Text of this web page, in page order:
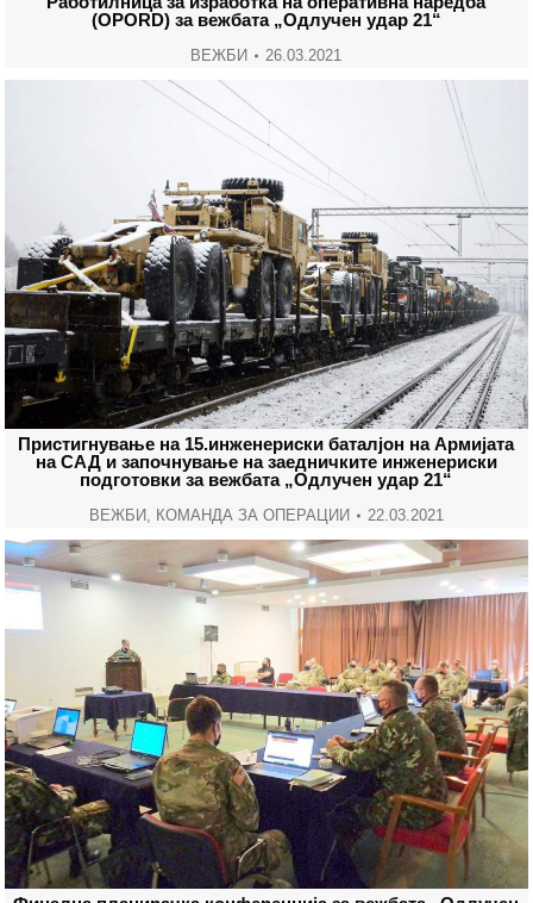
(OPORD) за вежбата „Одлучен удар 21“
ВЕЖБИ 26.03.2021
Пристигнување на 15.инженериски баталјон на Армијата
на САД и започнување на заедничките инженериски
подготовки за вежбата „Одлучен удар 21“
ВЕЖБИ, КОМАНДА ЗА ОПЕРАЦИИ 22.03.2021